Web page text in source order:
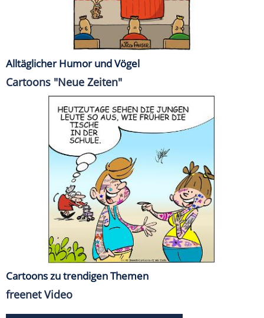
Alltäglicher Humor und Vögel
Cartoons "Neue Zeiten"
Cartoons zu trendigen Themen
freenet Video